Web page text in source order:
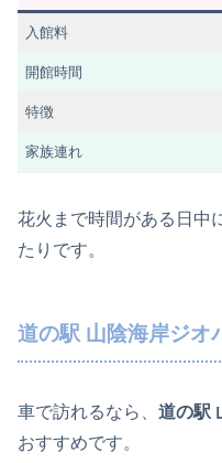
入館料
開館時間
特徴
家族連れ
花火まで時間がある日中
たりです。
道の駅 山陰海岸ジオ
車で訪れるなら、 道の駅
おすすめです。